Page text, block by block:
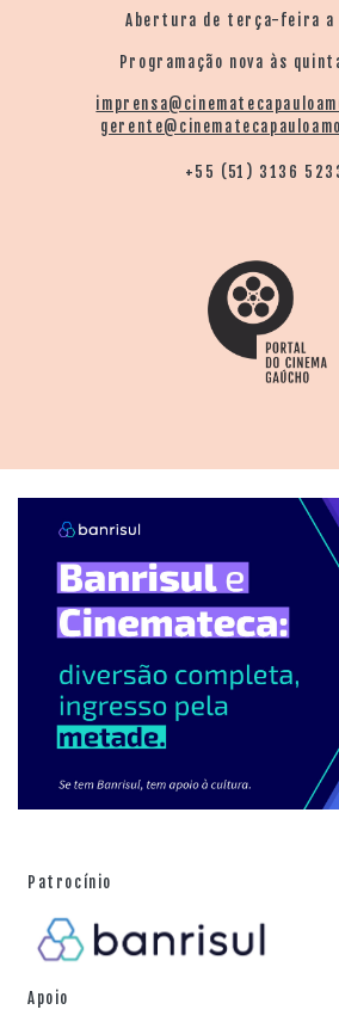
Abertura de terça-feira a
Programação nova às
+55 (51) 3136
Patrocínio
Apoio